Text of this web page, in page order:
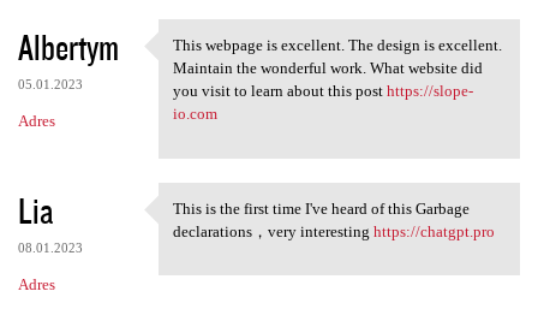
Albertym
05.01.2023
Adres
This webpage is excellent.
This webpage is excellent. The design is excellent.
Maintain the wonderful work. What website did
you visit to learn about this post https://slope-
io.com
Lia
08.01.2023
Adres
This is the first time I've
This is the first time I've heard of this Garbage
declarations，very interesting https://chatgpt.pro